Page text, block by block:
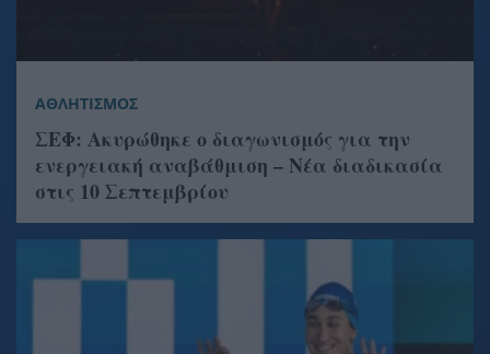
ΑΘΛΗΤΙΣΜΟΣ
ΣΕΦ: Ακυρώθηκε ο διαγωνισμός για την
ενεργειακή αναβάθμιση – Νέα διαδικασία
στις 10 Σεπτεμβρίου